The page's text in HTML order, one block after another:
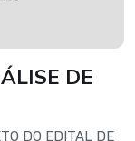
DE
DO EDITAL DE